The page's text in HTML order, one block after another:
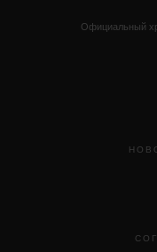
Официальный